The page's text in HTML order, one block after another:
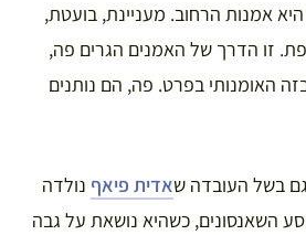
אמנות הרחוב. מעניינת, בועטת,
זו הדרך של האמנים הגרים פה,
האומנותי בפרט. פה, הם נותנים
בשל העובדה שאדית פיאף נולדה
השאנסונים, כשהיא נושאת על גבה